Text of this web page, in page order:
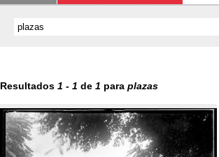
Resultados 1 - 1 de 1 para plazas